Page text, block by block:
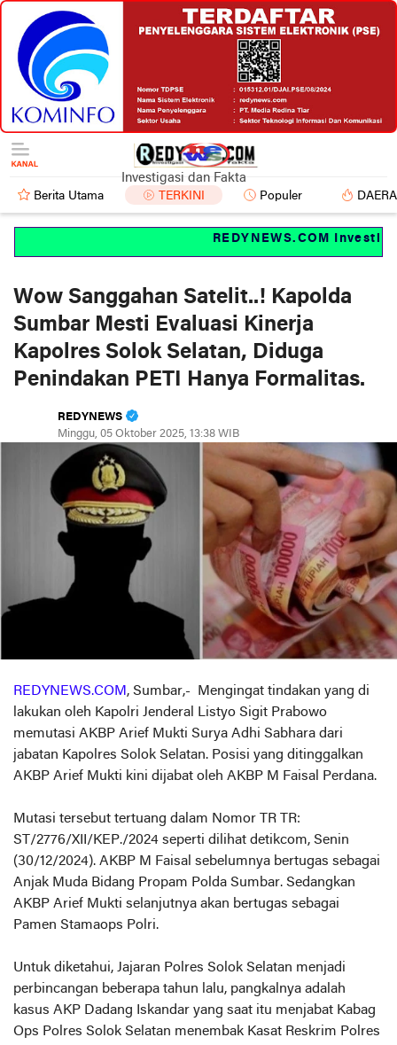
Investigasi dan Fakta
Berita Utama TERKINI Populer
REDYNEWS.COM
Wow Sanggahan Satelit..! Kapolda
Sumbar Mesti Evaluasi Kinerja
Kapolres Solok Selatan, Diduga
Penindakan PETI Hanya Formalitas.
REDYNEWS
Minggu, 05 Oktober 2025, 13:38 WIB
REDYNEWS.COM , Sumbar,- Mengingat tindakan yang di
lakukan oleh Kapolri Jenderal Listyo Sigit Prabowo
memutasi AKBP Arief Mukti Surya Adhi Sabhara dari
jabatan Kapolres Solok Selatan. Posisi yang ditinggalkan
AKBP Arief Mukti kini dijabat oleh AKBP M Faisal Perdana.
Mutasi tersebut tertuang dalam Nomor TR TR:
ST/2776/XII/KEP./2024 seperti dilihat detikcom, Senin
(30/12/2024). AKBP M Faisal sebelumnya bertugas sebagai
Anjak Muda Bidang Propam Polda Sumbar. Sedangkan
AKBP Arief Mukti selanjutnya akan bertugas sebagai
Pamen Stamaops Polri.
Untuk diketahui, Jajaran Polres Solok Selatan menjadi
perbincangan beberapa tahun lalu, pangkalnya adalah
kasus AKP Dadang Iskandar yang saat itu menjabat Kabag
Ops Polres Solok Selatan menembak Kasat Reskrim Polres